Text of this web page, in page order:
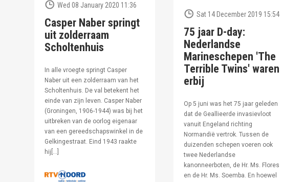
Wed 08 January 2020 11:36
Casper Naber springt
uit zolderraam
Scholtenhuis
In alle vroegte springt Casper
Naber uit een zolderraam van het
Scholtenhuis. De val betekent het
einde van zijn leven. Casper Naber
(Groningen, 1906-1944) was bij het
uitbreken van de oorlog eigenaar
van een gereedschapswinkel in de
Gelkingestraat. Eind 1943 raakte
hij[…]
Sat 14 December 2019 15:54
75 jaar D-day:
Nederlandse
Marineschepen 'The
Terrible Twins' waren
erbij
Op 5 juni was het 75 jaar geleden
dat de Geallieerde invasievloot
vanuit Engeland richting
Normandië vertrok. Tussen de
duizenden schepen voeren ook
twee Nederlandse
kanonneerboten, de Hr. Ms. Flores
en de Hr. Ms. Soemba. En hoewel